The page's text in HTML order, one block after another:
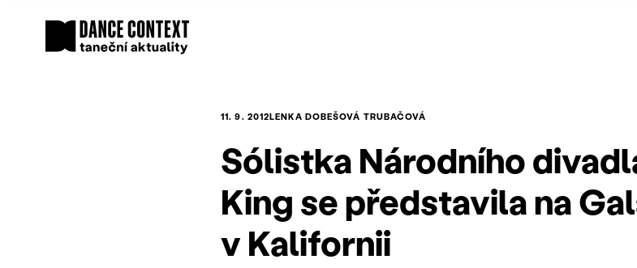
11. 9. 2012LENKA DOBEŠOVÁ TRUBAČOVÁ
Sólistka Národního
King se představila na
v Kalifornii